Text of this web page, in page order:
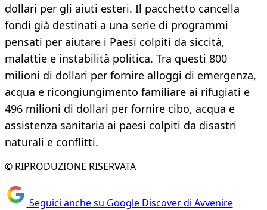
dollari per gli aiuti esteri. Il pacchetto cancella
fondi già destinati a una serie di programmi
pensati per aiutare i Paesi colpiti da siccità,
malattie e instabilità politica. Tra questi 800
milioni di dollari per fornire alloggi di emergenza,
acqua e ricongiungimento familiare ai rifugiati e
496 milioni di dollari per fornire cibo, acqua e
assistenza sanitaria ai paesi colpiti da disastri
naturali e conflitti.
© RIPRODUZIONE RISERVATA
Seguici anche su Google Discover di Avvenire